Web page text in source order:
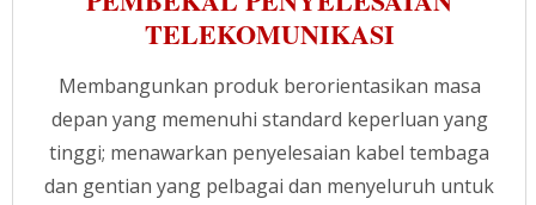
TELEKOMUNIKASI
Membangunkan produk berorientasikan masa
depan yang memenuhi standard keperluan yang
tinggi; menawarkan penyelesaian kabel tembaga
dan gentian yang pelbagai dan menyeluruh untuk